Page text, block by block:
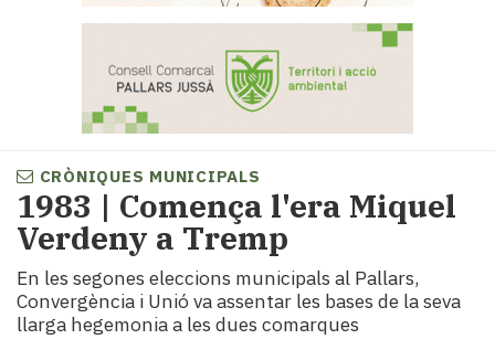
Portada
Societat
Política
i
municipis
Economia
i
turisme
CRÒNIQUES MUNICIPALS
1983 | Comença l'era Miquel
Verdeny a Tremp
En les segones eleccions municipals al Pallars,
Convergència i Unió va assentar les bases de la seva
llarga hegemonia a les dues comarques